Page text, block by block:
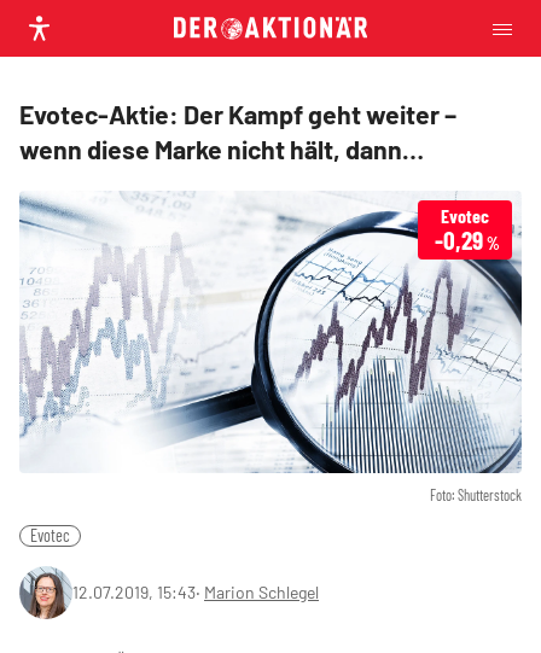
Evotec-Aktie: Der Kampf geht weiter –
wenn diese Marke nicht hält, dann…
Foto: Shutterstock
Evotec
-0,29%
Evotec
12.07.2019, 15:43‧ Marion Schlegel